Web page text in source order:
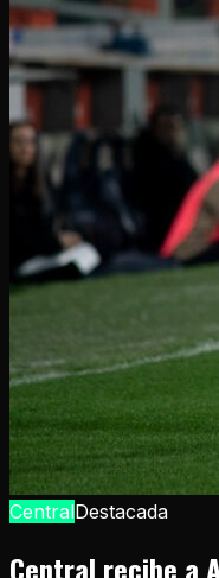
CentralDestacada
Central recibe a